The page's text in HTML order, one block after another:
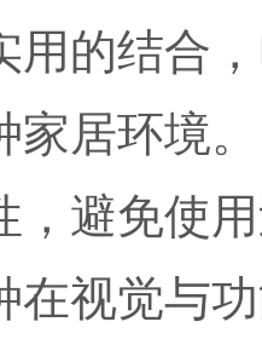
用的结合
家居环境
，避免使
在视觉与